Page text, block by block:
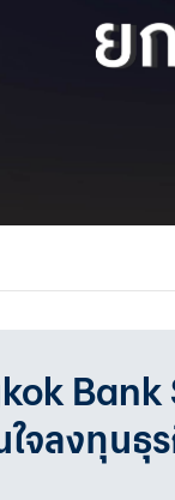
Bank
ใจลงทุนธุ